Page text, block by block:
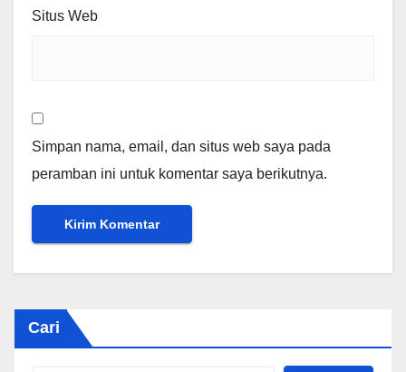
Situs Web
Simpan nama, email, dan situs web saya pada
peramban ini untuk komentar saya berikutnya.
Cari